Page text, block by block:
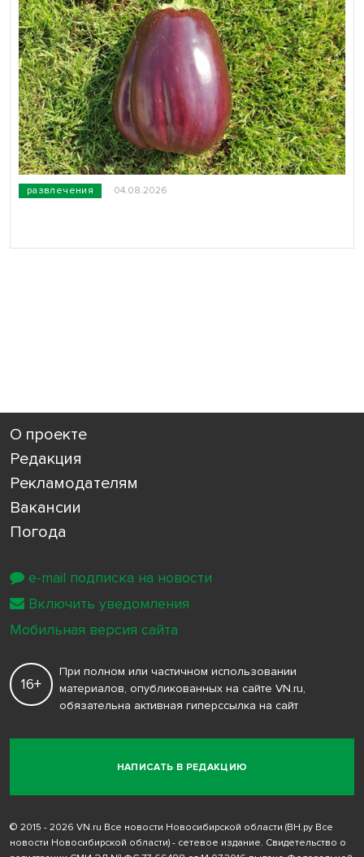
развлечения 04.08.2026
О проекте
Редакция
Рекламодателям
Вакансии
Погода
НАПИСАТЬ В РЕДАКЦИЮ
16+
При полном или частичном использовании
материалов, опубликованных на сайте VN.ru,
обязательна активная гиперссылка на сайт
© 2015 - 2026 VN.ru Все новости Новосибирской области (ВН.ру Все
новости Новосибирской области) - сетевое издание. Свидетельство о
e-mail подписка на новости
Включить уведомления
Мобильная версия сайта